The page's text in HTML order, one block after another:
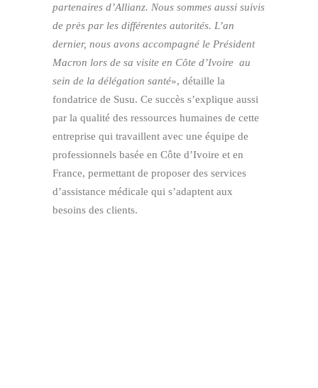
partenaires d’Allianz. Nous sommes aussi suivis
de près par les différentes autorités. L’an
dernier, nous avons accompagné le Président
Macron lors de sa visite en Côte d’Ivoire au
sein de la délégation santé», détaille la
fondatrice de Susu. Ce succès s’explique aussi
par la qualité des ressources humaines de cette
entreprise qui travaillent avec une équipe de
professionnels basée en Côte d’Ivoire et en
France, permettant de proposer des services
d’assistance médicale qui s’adaptent aux
besoins des clients.